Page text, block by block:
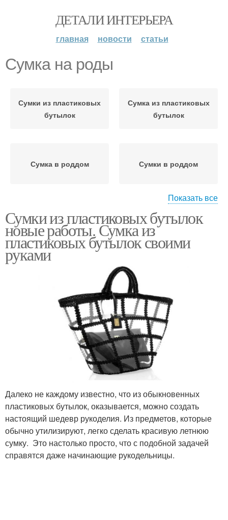
ДЕТАЛИ ИНТЕРЬЕРА
главная новости статьи
Сумка на роды
Сумки из пластиковых
бутылок
Сумка из пластиковых
бутылок
Сумка в роддом Сумки в роддом
период
Сумка на выписку
Оригинальные сумки
Показать все
Сумки из пластиковых бутылок
новые работы. Сумка из
пластиковых бутылок своими
руками
Далеко не каждому известно, что из обыкновенных
пластиковых бутылок, оказывается, можно создать
настоящий шедевр рукоделия. Из предметов, которые
обычно утилизируют, легко сделать красивую летнюю
сумку. Это настолько просто, что с подобной задачей
справятся даже начинающие рукодельницы.